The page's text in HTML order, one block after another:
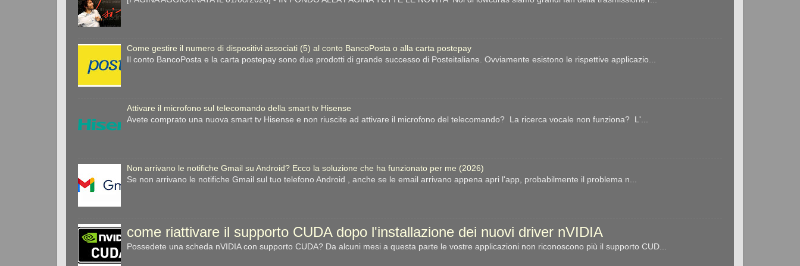
Come gestire il numero di dispositivi associati (5) al conto BancoPosta o alla carta postepay
Il conto BancoPosta e la carta postepay sono due prodotti di grande successo di Posteitaliane. Ovviamente esistono le rispettive applicazio...
Attivare il microfono sul telecomando della smart tv Hisense
Avete comprato una nuova smart tv Hisense e non riuscite ad attivare il microfono del telecomando? La ricerca vocale non funziona? L'...
Non arrivano le notifiche Gmail su Android? Ecco la soluzione che ha funzionato per me (2026)
Se non arrivano le notifiche Gmail sul tuo telefono Android , anche se le email arrivano appena apri l'app, probabilmente il problema n...
come riattivare il supporto CUDA dopo l'installazione dei nuovi driver nVIDIA
Possedete una scheda nVIDIA con supporto CUDA? Da alcuni mesi a questa parte le vostre applicazioni non riconoscono più il supporto CUD...